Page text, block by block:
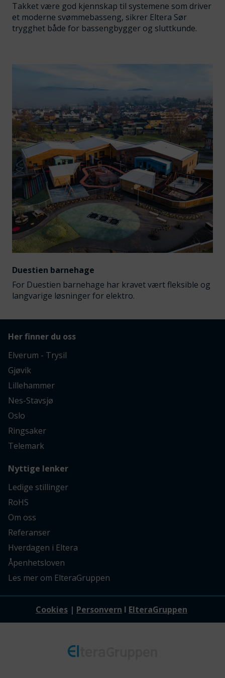
Takket være god kjennskap til systemene som driver
et moderne svømmebasseng, sikrer Eltera Sør
trygghet både for bassengbygger og sluttkunde.
Duestien barnehage
For Duestien barnehage har kravet vært fleksible og
langvarige løsninger for elektro.
Her finner du oss
Elverum - Trysil
Gjøvik
Lillehammer
Nes-Stavsjø
Oslo
Ringsaker
Telemark
Nyttige lenker
Ledige stillinger
RoHS
Om oss
Referanser
Hverdagen i Eltera
Åpenhetsloven
Les mer om ElteraGruppen
Cookies | Personvern I ElteraGruppen